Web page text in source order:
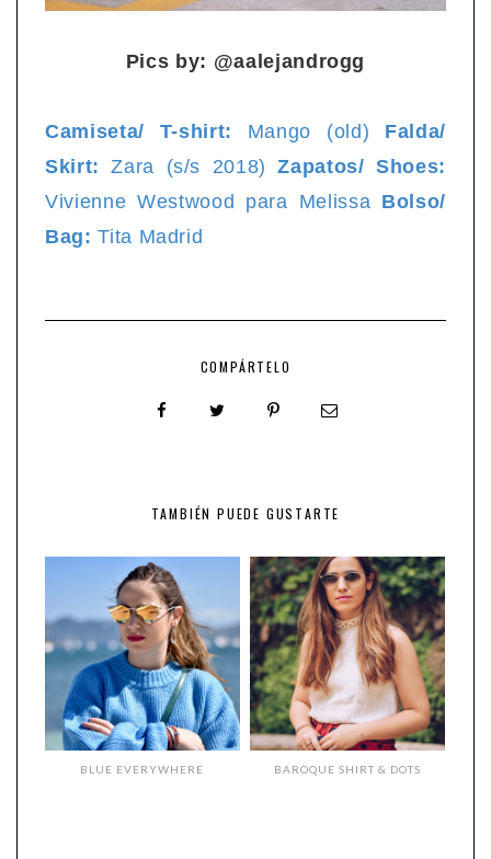
Pics by: @aalejandrogg
Camiseta/ T-shirt: Mango (old) Falda/
Skirt: Zara (s/s 2018)Zapatos/ Shoes:
Vivienne Westwood para Melissa Bolso/
Bag: Tita Madrid
COMPÁRTELO
TAMBIÉN PUEDE GUSTARTE
BLUE EVERYWHERE BAROQUE SHIRT & DOTS